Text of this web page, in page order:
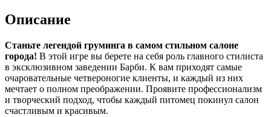
Описание
Станьте легендой груминга в самом стильном салоне
города! В этой игре вы берете на себя роль главного стилиста
в эксклюзивном заведении Барби. К вам приходят самые
очаровательные четвероногие клиенты, и каждый из них
мечтает о полном преображении. Проявите профессионализм
и творческий подход, чтобы каждый питомец покинул салон
счастливым и красивым.